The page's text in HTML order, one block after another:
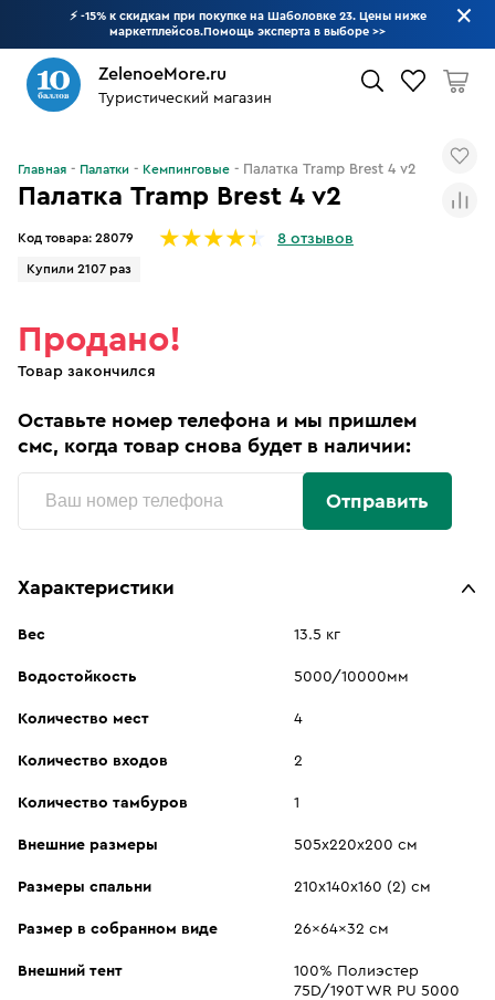
⚡ -15% к скидкам при покупке на Шаболовке 23. Цены ниже
маркетплейсов.Помощь эксперта в выборе >>
ZelenoeMore.ru
Туристический магазин
Палатка Tramp Brest 4 v2
Код товара: 28079 8 отзывов
Купили 2107 раз
Главная Палатки Кемпинговые Палатка Tramp Brest 4 v2
Продано!
Товар закончился
Оставьте номер телефона и мы пришлем
смс, когда товар снова будет в наличии:
Отправить
Характеристики
Вес 13.5 кг
Водостойкость 5000/10000мм
Количество мест 4
Количество входов 2
Количество тамбуров 1
Внешние размеры 505х220х200 см
Размеры спальни 210х140х160 (2) см
Размер в собранном виде 26x64x32 см
Внешний тент
100% Полиэстер
75D/190T WR PU 5000